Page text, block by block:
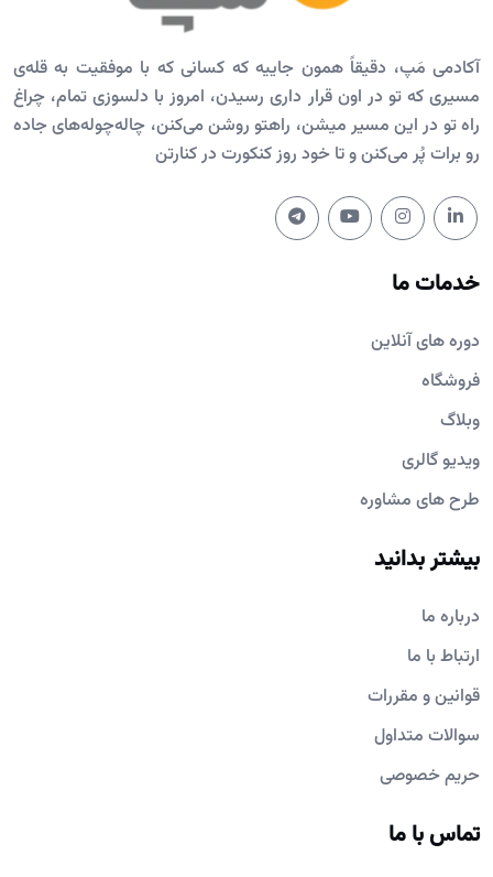
آکادمی مَپ، دقیقاً همون جاییه که کسانی که با موفقیت به قله‌ی
مسیری که تو در اون قرار داری رسیدن، امروز با دلسوزی تمام، چراغ
راه تو در این مسیر میشن، راهتو روشن می‌کنن، چاله‌چوله‌های جاده
رو برات پُر می‌کنن و تا خود روز کنکورت در کنارتن
خدمات ما
دوره های آنلاین
فروشگاه
وبلاگ
ویدیو گالری
طرح های مشاوره
بیشتر بدانید
درباره ما
ارتباط با ما
قوانین و مقررات
سوالات متداول
حریم خصوصی
تماس با ما